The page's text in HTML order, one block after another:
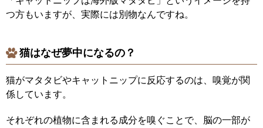
つ方もいますが、実際には別物なんですね。
猫はなぜ夢中になるの？
猫がマタタビやキャットニップに反応するのは、嗅覚が関
係しています。
それぞれの植物に含まれる成分を嗅ぐことで、脳の一部が